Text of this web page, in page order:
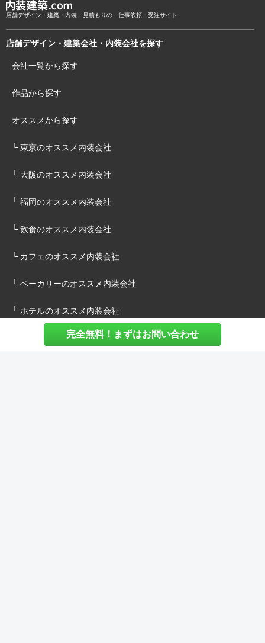
完全無料！まずはお問い合わせ
店舗デザイン・建築・内装・見積もりの、仕事依頼・受注サイト
店舗デザイン・建築会社・内装会社を探す
会社一覧から探す
作品から探す
オススメから探す
└ 東京のオススメ内装会社
└ 大阪のオススメ内装会社
└ 福岡のオススメ内装会社
└ 飲食のオススメ内装会社
└ カフェのオススメ内装会社
└ ベーカリーのオススメ内装会社
└ ホテルのオススメ内装会社